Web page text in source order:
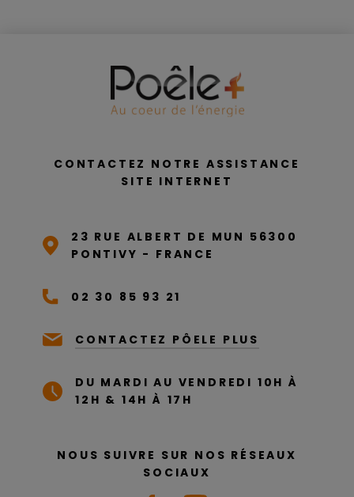
CONTACTEZ NOTRE ASSISTANCE
SITE INTERNET
23 RUE ALBERT DE MUN 56300
PONTIVY - FRANCE
02 30 85 93 21
CONTACTEZ PÔELE PLUS
DU MARDI AU VENDREDI 10H À
12H & 14H À 17H
NOUS SUIVRE SUR NOS RÉSEAUX
SOCIAUX